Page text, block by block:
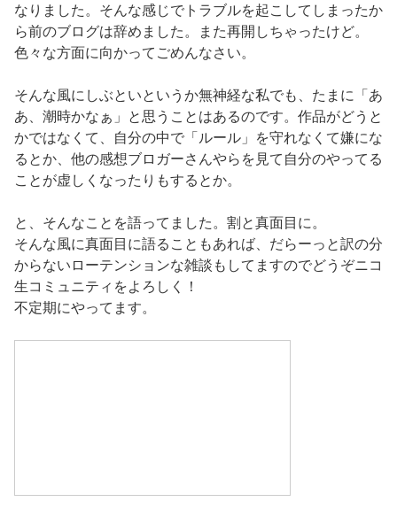
なりました。そんな感じでトラブルを起こしてしまったか
ら前のブログは辞めました。また再開しちゃったけど。
色々な方面に向かってごめんなさい。
そんな風にしぶといというか無神経な私でも、たまに「あ
あ、潮時かなぁ」と思うことはあるのです。作品がどうと
かではなくて、自分の中で「ルール」を守れなくて嫌にな
るとか、他の感想ブロガーさんやらを見て自分のやってる
ことが虚しくなったりもするとか。
と、そんなことを語ってました。割と真面目に。
そんな風に真面目に語ることもあれば、だらーっと訳の分
からないローテンションな雑談もしてますのでどうぞニコ
生コミュニティをよろしく！
不定期にやってます。